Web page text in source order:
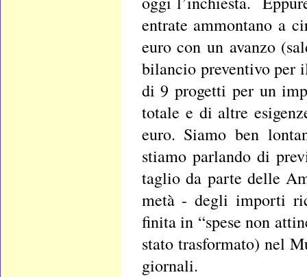
entrate ammontano a
euro con un avanzo
bilancio preventivo per
di 9 progetti per un
totale e di altre
euro. Siamo ben
stiamo parlando di
taglio da parte delle
metà - degli importi
finita in “spese non
stato trasformato) nel
giornali.